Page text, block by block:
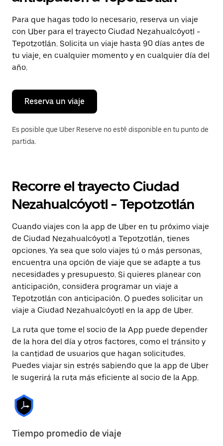
selecciona
una
fecha.
Presiona
la
tecla Esc
para
cerrar
calendario.
Para que hagas todo lo necesario, reserva un viaje
con Uber para el trayecto Ciudad Nezahualcóyotl -
Tepotzotlán. Solicita un viaje hasta 90 días antes de
tu viaje, en cualquier momento y en cualquier día del
año.
Reserva un viaje
Es posible que Uber Reserve no esté disponible en tu punto de
partida.
Recorre el trayecto Ciudad
Nezahualcóyotl - Tepotzotlán
Cuando viajes con la app de Uber en tu próximo viaje
de Ciudad Nezahualcóyotl a Tepotzotlán, tienes
opciones. Ya sea que solo viajes tú o más personas,
encuentra una opción de viaje que se adapte a tus
necesidades y presupuesto. Si quieres planear con
anticipación, considera programar un viaje a
Tepotzotlán con anticipación. O puedes solicitar un
viaje a Ciudad Nezahualcóyotl en la app de Uber.
La ruta que tome el socio de la App puede depender
de la hora del día y otros factores, como el tránsito y
la cantidad de usuarios que hagan solicitudes.
Puedes viajar sin estrés sabiendo que la app de Uber
le sugerirá la ruta más eficiente al socio de la App.
Tiempo promedio de viaje